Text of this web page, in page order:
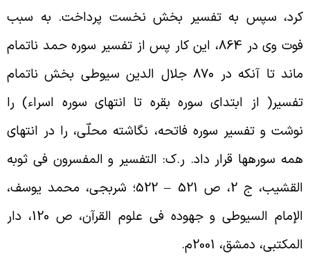
سپس به تفسیر بخش نخست پرداخت. به سبب
فوت وى در 864، این کار پس از تفسیر سوره حمد ناتمام
ماند تا آنکه در 870 جلال الدین سیوطى بخش ناتمام
از ابتداى سوره بقره تا انتهاى سوره اسراء) را
و تفسیر سوره فاتحه، نگاشته محلّى، را در انتهاى
سوره‏ها قرار داد. ر.ک: التفسیر و المفسرون فی ثوبه
القشیب، ج 2، ص 521 – 522؛ شربجى، محمد یوسف،
الإمام السیوطی و جهوده فی علوم القرآن، ص 120، دار
دمشق، 2001م
.